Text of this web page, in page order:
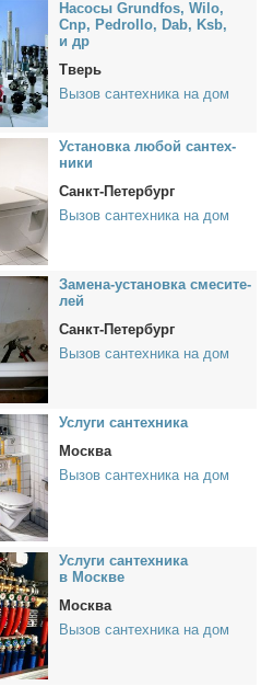
На­со­сы Grundfos, Wilo,
Cnp, Pedrollo, Dab, Ksb,
и др
Тверь
Вызов сантехника на дом
Уста­нов­ка лю­бой сан­тех­
ни­ки
Санкт-Петербург
Вызов сантехника на дом
За­ме­на-уста­нов­ка сме­си­те­
лей
Санкт-Петербург
Вызов сантехника на дом
Услу­ги сан­тех­ни­ка
Москва
Вызов сантехника на дом
Услу­ги сан­тех­ни­ка
в Москве
Москва
Вызов сантехника на дом